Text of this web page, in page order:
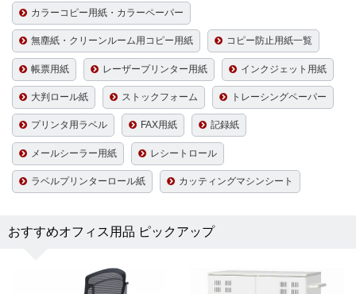
カラーコピー用紙・カラーペーパー
無塵紙・クリーンルーム用コピー用紙 コピー防止用紙一覧
帳票用紙 レーザープリンター用紙 インクジェット用紙
大判ロール紙 ストックフォーム トレーシングペーパー
プリンタ用ラベル FAX用紙 記録紙
メールシーラー用紙 レシートロール
ラベルプリンターロール紙 カッティングマシンシート
おすすめオフィス用品 ピックアップ